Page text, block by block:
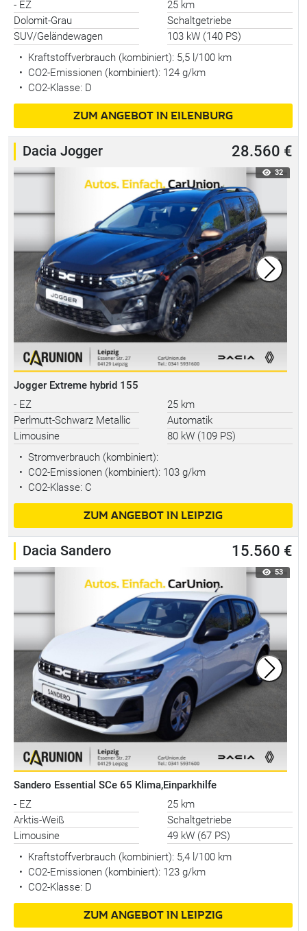
- EZ
25 km
Dolomit-Grau
Schaltgetriebe
SUV/Geländewagen
103 kW (140 PS)
• Kraftstoffverbrauch (kombiniert): 5,5 l/100 km
• CO2-Emissionen (kombiniert): 124 g/km
• CO2-Klasse: D
ZUM ANGEBOT IN EILENBURG
Dacia Jogger 28.560 €
32
Jogger Extreme hybrid 155
- EZ
25 km
Perlmutt-Schwarz Metallic
Automatik
Limousine
80 kW (109 PS)
• Stromverbrauch (kombiniert):
• CO2-Emissionen (kombiniert): 103 g/km
• CO2-Klasse: C
ZUM ANGEBOT IN LEIPZIG
Dacia Sandero 15.560 €
53
Sandero Essential SCe 65 Klima,Einparkhilfe
- EZ
25 km
Arktis-Weiß
Schaltgetriebe
Limousine
49 kW (67 PS)
• Kraftstoffverbrauch (kombiniert): 5,4 l/100 km
• CO2-Emissionen (kombiniert): 123 g/km
• CO2-Klasse: D
ZUM ANGEBOT IN LEIPZIG